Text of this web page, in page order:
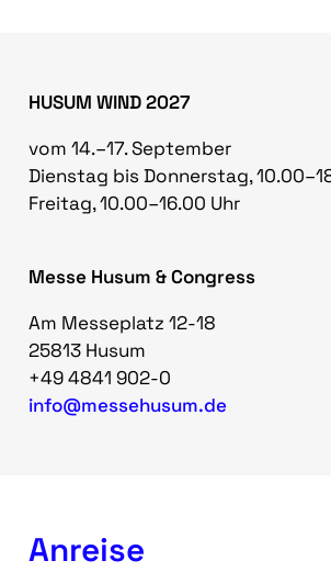
HUSUM WIND 2027
vom 14.–17. September
Dienstag bis Donnerstag,
Freitag, 10.00–16.00 Uhr
Messe Husum & Congress
Am Messeplatz 12-18
25813 Husum
+49 4841 902-0
info@messehusum.de
Anreise